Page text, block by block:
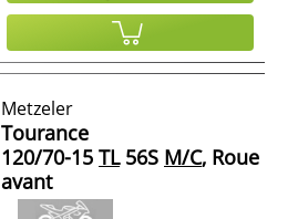
Metzeler
Tourance
120/70-15 TL56S M/C, Roue
avant